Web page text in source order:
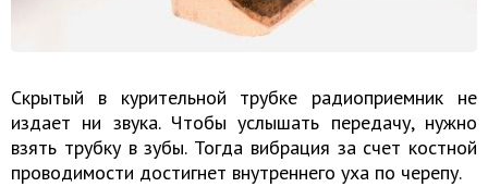
Скрытый в курительной трубке радиоприемник не
издает ни звука. Чтобы услышать передачу, нужно
взять трубку в зубы. Тогда вибрация за счет костной
проводимости достигнет внутреннего уха по черепу.